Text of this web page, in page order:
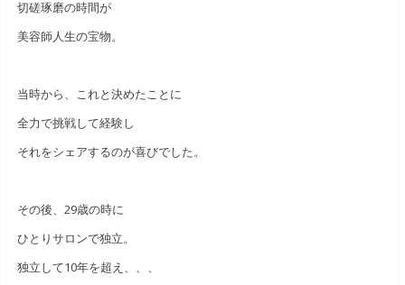
切磋琢磨の時間が
美容師人生の宝物。
当時から、これと決めたことに
全力で挑戦して経験し
それをシェアするのが喜びでした。
その後、29歳の時に
ひとりサロンで独立。
独立して10年を超え、、、